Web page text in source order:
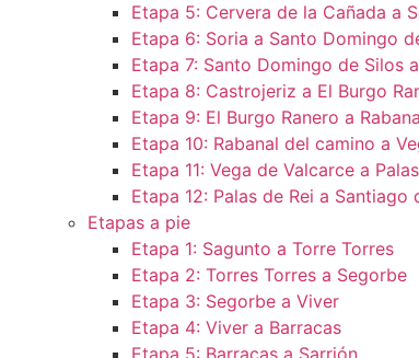
Etapa 5: Cervera de la Cañada a
Etapa 6: Soria a Santo Domingo
Etapa 7: Santo Domingo de Silos
Etapa 8: Castrojeriz a El Burgo
Etapa 9: El Burgo Ranero a
Etapa 10: Rabanal del camino a
Etapa 11: Vega de Valcarce a
Etapa 12: Palas de Rei a Santiago
Etapas a pie
Etapa 1: Sagunto a Torre Torres
Etapa 2: Torres Torres a Segorbe
Etapa 3: Segorbe a Viver
Etapa 4: Viver a Barracas
Etapa 5: Barracas a Sarrión